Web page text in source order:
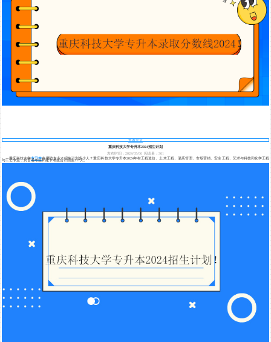
查看全文
重庆科技大学专升本2024招生计划
发布时间：2024/05/06 阅读量：361
重庆科技大学专升本有哪些专业？招生计划多少人？重庆科技大学专升本2024年有工程造价、土木工程、酒店管理、市场营销、安全工程、艺术与科技和化学工程
与工艺专业，其普通考生和建卡考生合计招生317人。